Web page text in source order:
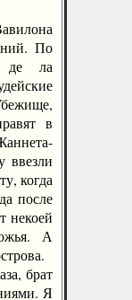
По
де ла
в
ввезли
когда
после
некоей
А
брат
Я